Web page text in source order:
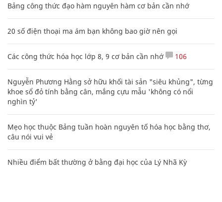
Bảng công thức đạo hàm nguyên hàm cơ bản cần nhớ
20 số điện thoại ma ám bạn không bao giờ nên gọi
Các công thức hóa học lớp 8, 9 cơ bản cần nhớ 106
Nguyễn Phương Hằng sở hữu khối tài sản "siêu khủng", từng
khoe sổ đỏ tính bằng cân, mắng cựu mẫu 'không có nổi
nghìn tỷ'
Mẹo học thuộc Bảng tuần hoàn nguyên tố hóa học bằng thơ,
câu nói vui vẻ
Nhiều điểm bất thường ở bằng đại học của Lý Nhã Kỳ